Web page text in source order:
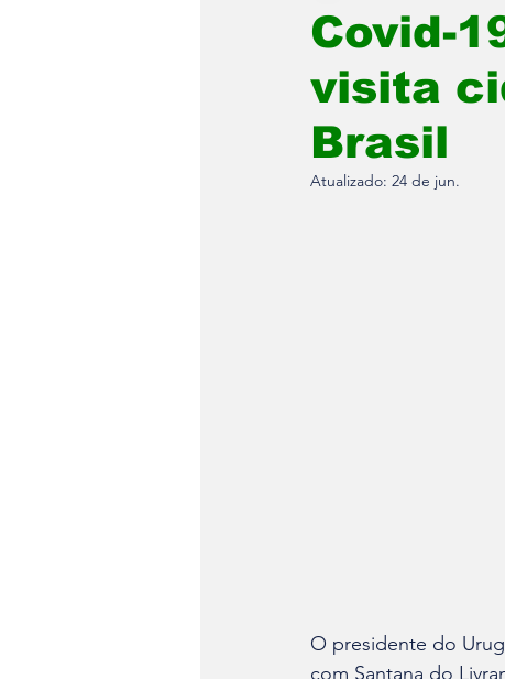
Máquinas Agrícolas
Covid-
visita
Brasil
Atualizado: 24 de jun.
O presidente do
com Santana do